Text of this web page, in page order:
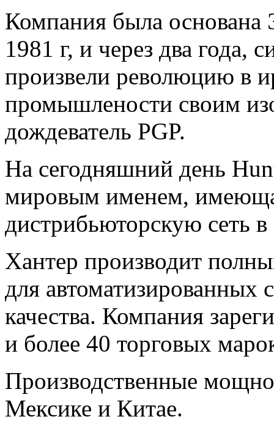
Компания была
1981 г, и через два года,
произвели революцию в
промышлености своим
дождеватель PGP.
На сегодняшний день
мировым именем,
дистрибьюторскую сеть
Хантер производит
для автоматизированных
качества. Компания
и более 40 торговых
Производственные
Мексике и Китае.